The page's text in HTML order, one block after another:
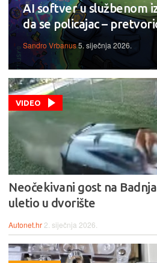
AI softver u službenom
da se policajac –
Sandro Vrbanus5. siječnja 2026.
VIDEO
Neočekivani gost na
uletio u dvorište
Autonet.hr 2. siječnja 2026.